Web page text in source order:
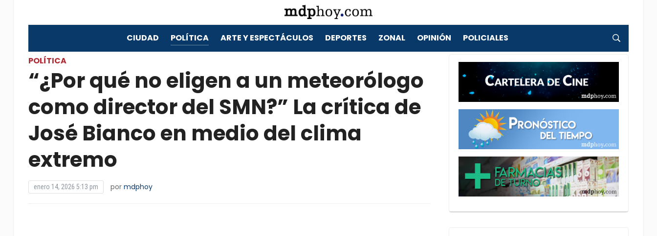
CIUDAD POLÍTICA ARTE Y ESPECTÁCULOS DEPORTES ZONAL OPINIÓN POLICIALES
POLÍTICA
“¿Por qué no eligen a un meteorólogo
como director del SMN?” La crítica de
José Bianco en medio del clima
extremo
enero 14, 2026 5:13 pm por mdphoy